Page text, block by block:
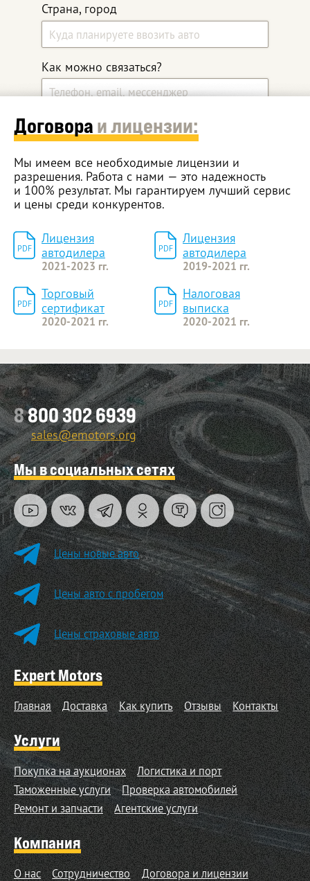
Страна, город
Как можно связаться?
Какой автомобиль ищите?
Дополнительные комментарии
Оставить заявку
Договораи лицензии:
Мы имеем все необходимые лицензии и
разрешения. Работа с нами — это надежность
и 100% результат. Мы гарантируем лучший сервис
и цены среди конкурентов.
PDF
Лицензия
автодилера
2021-2023 гг.
PDF
Лицензия
автодилера
2019-2021 гг.
PDF
Торговый
сертификат
2020-2021 гг.
PDF
Налоговая
выписка
2020-2021 гг.
8800 302 6939
sales@emotors.org
Мы в социальных сетях
Цены новые авто
Цены авто с пробегом
Цены страховые авто
Expert Motors
Главная Доставка Как купить Отзывы Контакты
Услуги
Покупка на аукционах
Логистика и порт
Таможенные услуги
Проверка автомобилей
Ремонт и запчасти
Агентские услуги
Компания
О нас Сотрудничество Договора и лицензии